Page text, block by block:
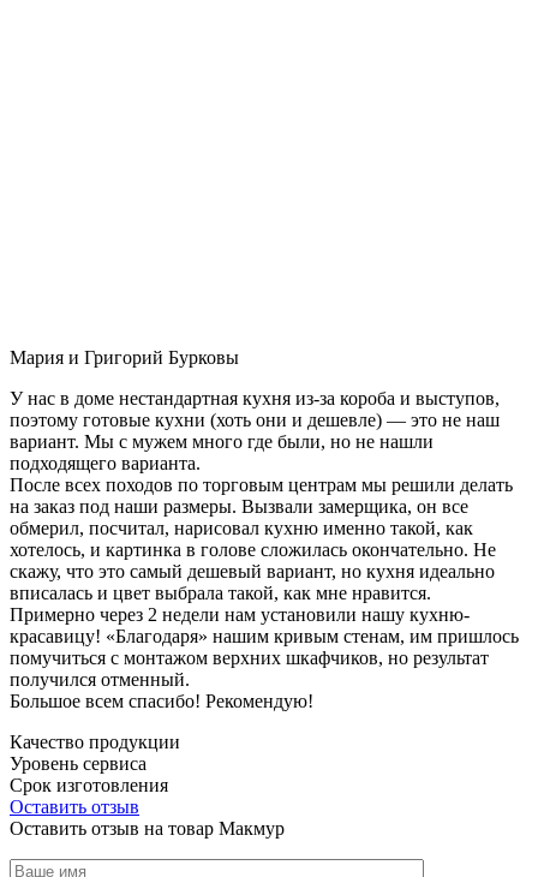
Мария и Григорий Бурковы
У нас в доме нестандартная кухня из-за короба и выступов,
поэтому готовые кухни (хоть они и дешевле) — это не наш
вариант. Мы с мужем много где были, но не нашли
подходящего варианта.
После всех походов по торговым центрам мы решили делать
на заказ под наши размеры. Вызвали замерщика, он все
обмерил, посчитал, нарисовал кухню именно такой, как
хотелось, и картинка в голове сложилась окончательно. Не
скажу, что это самый дешевый вариант, но кухня идеально
вписалась и цвет выбрала такой, как мне нравится.
Примерно через 2 недели нам установили нашу кухню-
красавицу! «Благодаря» нашим кривым стенам, им пришлось
помучиться с монтажом верхних шкафчиков, но результат
получился отменный.
Большое всем спасибо! Рекомендую!
Качество продукции
Уровень сервиса
Срок изготовления
Оставить отзыв
Оставить отзыв на товар Макмур